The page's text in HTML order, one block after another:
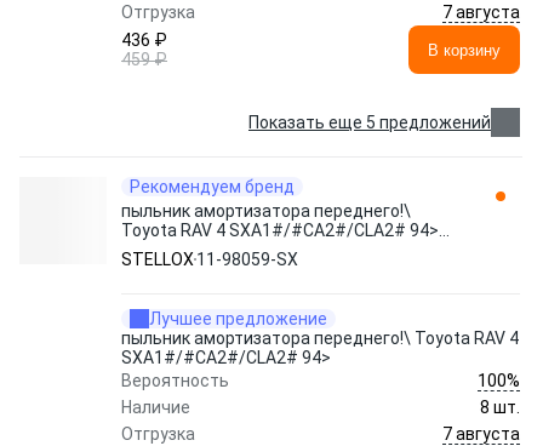
Отгрузка
7 августа
436 ₽
459 ₽
В корзину
Показать еще 5 предложений
Рекомендуем бренд
пыльник амортизатора переднего!\
Toyota RAV 4 SXA1#/#CA2#/CLA2# 94>
11-98059-SX STELLOX
STELLOX 11-98059-SX
Лучшее предложение
пыльник амортизатора переднего!\ Toyota RAV 4
SXA1#/#CA2#/CLA2# 94>
Вероятность
100%
Наличие
8 шт.
Отгрузка
7 августа